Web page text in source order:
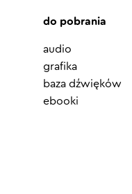
do pobrania
audio
grafika
baza dźwięków
ebooki